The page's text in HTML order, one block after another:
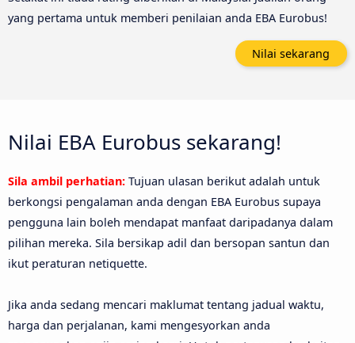
yang pertama untuk memberi penilaian anda EBA Eurobus!
Nilai sekarang
Nilai EBA Eurobus sekarang!
Sila ambil perhatian: Tujuan ulasan berikut adalah untuk
berkongsi pengalaman anda dengan EBA Eurobus supaya
pengguna lain boleh mendapat manfaat daripadanya dalam
pilihan mereka. Sila bersikap adil dan bersopan santun dan
ikut peraturan netiquette.
Jika anda sedang mencari maklumat tentang jadual waktu,
harga dan perjalanan, kami mengesyorkan anda